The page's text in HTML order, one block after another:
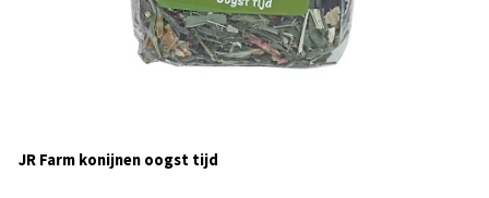
JR Farm konijnen oogst tijd